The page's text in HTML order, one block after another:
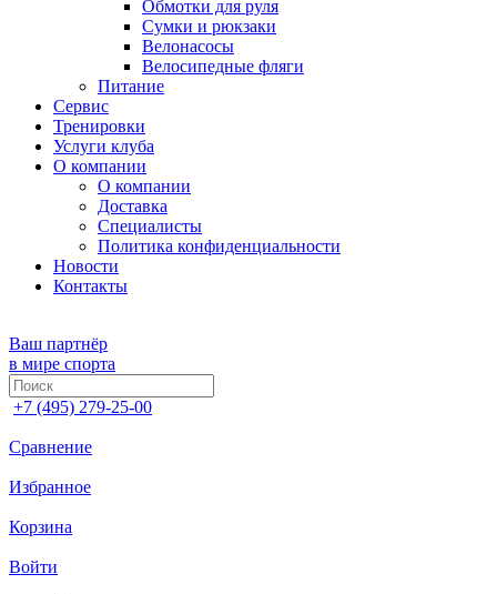
Обмотки для руля
Сумки и рюкзаки
Велонасосы
Велосипедные фляги
Питание
Сервис
Тренировки
Услуги клуба
О компании
О компании
Доставка
Специалисты
Политика конфиденциальности
Новости
Контакты
Ваш партнёр
в мире спорта
+7 (495) 279-25-00
Сравнение
Избранное
Корзина
Войти